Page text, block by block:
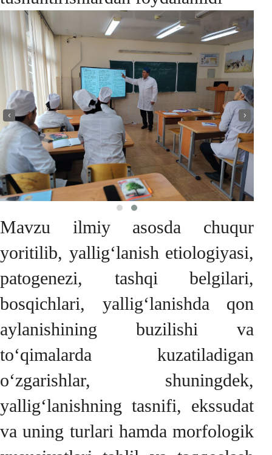
‹ ›
Mavzu ilmiy asosda chuqur
yoritilib, yallig‘lanish etiologiyasi,
patogenezi, tashqi belgilari,
bosqichlari, yallig‘lanishda qon
aylanishining buzilishi va
to‘qimalarda kuzatiladigan
o‘zgarishlar, shuningdek,
yallig‘lanishning tasnifi, ekssudat
va uning turlari hamda morfologik